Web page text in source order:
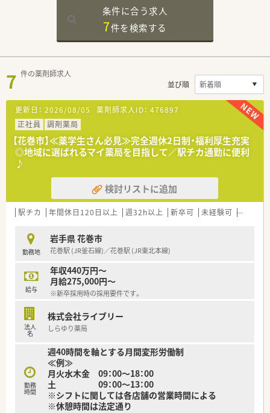
条件に合う求人
7件を検索する
7 件の薬剤師求人
並び順
更新日： 2026/08/05 薬剤師求人ID： 476897
正社員
調剤薬局
【花巻市】≪薬学生さん必見≫完全週休2日制・福利厚生充実
◎地域に選ばれるマイ薬局を目指して／駅チカ通勤に便利
♪
検討リストに追加
駅チカ 年間休日120日以上 週32h以上 新卒可 未経験可 ブラン
勤務地
岩手県 花巻市
花巻駅 (JR釜石線)／花巻駅 (JR東北本線)
給与
年収440万円～
月給275,000円～
※新卒採用時の採用要件です。
法人
名
株式会社ライブリー
しらゆり薬局
勤務
時間
週40時間を軸とする月間変形労働制
≪例≫
月火水木金 09：00～18：00
土 09：00～13：00
※シフトに関しては各店舗の営業時間による
※休憩時間は法定通り